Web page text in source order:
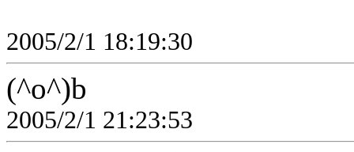
2005/2/1 18:19:30
(^o^)b
2005/2/1 21:23:53